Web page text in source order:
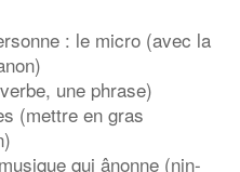
: le micro (avec la
une phrase)
(mettre en gras
qui ânonne (nin-